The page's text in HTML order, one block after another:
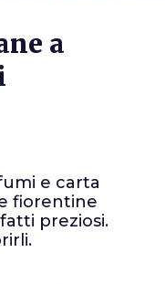
a
e carta
fiorentine
preziosi.